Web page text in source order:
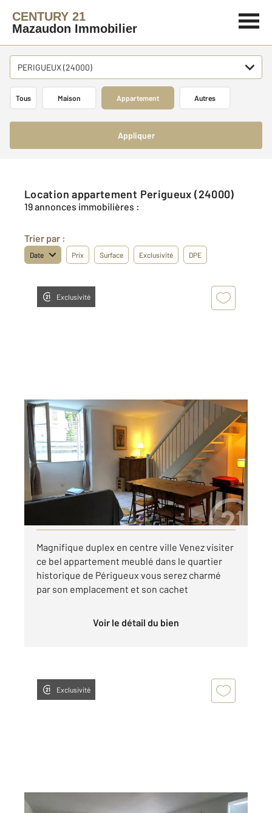
CENTURY 21
Mazaudon Immobilier
PERIGUEUX (24000)
Tous Maison Appartement Autres
Appliquer
Location appartement Perigueux (24000)
19 annonces immobilières :
Trier par :
Date Prix Surface Exclusivité DPE
Exclusivité
PERIGUEUX 24
60 m2
, 2 pièces
Ref : 21463
Appartement à louer
550 €
par mois charges comprises
Magnifique duplex en centre ville Venez visiter
ce bel appartement meublé dans le quartier
historique de Périgueux vous serez charmé
par son emplacement et son cachet
Voir le détail du bien
Exclusivité